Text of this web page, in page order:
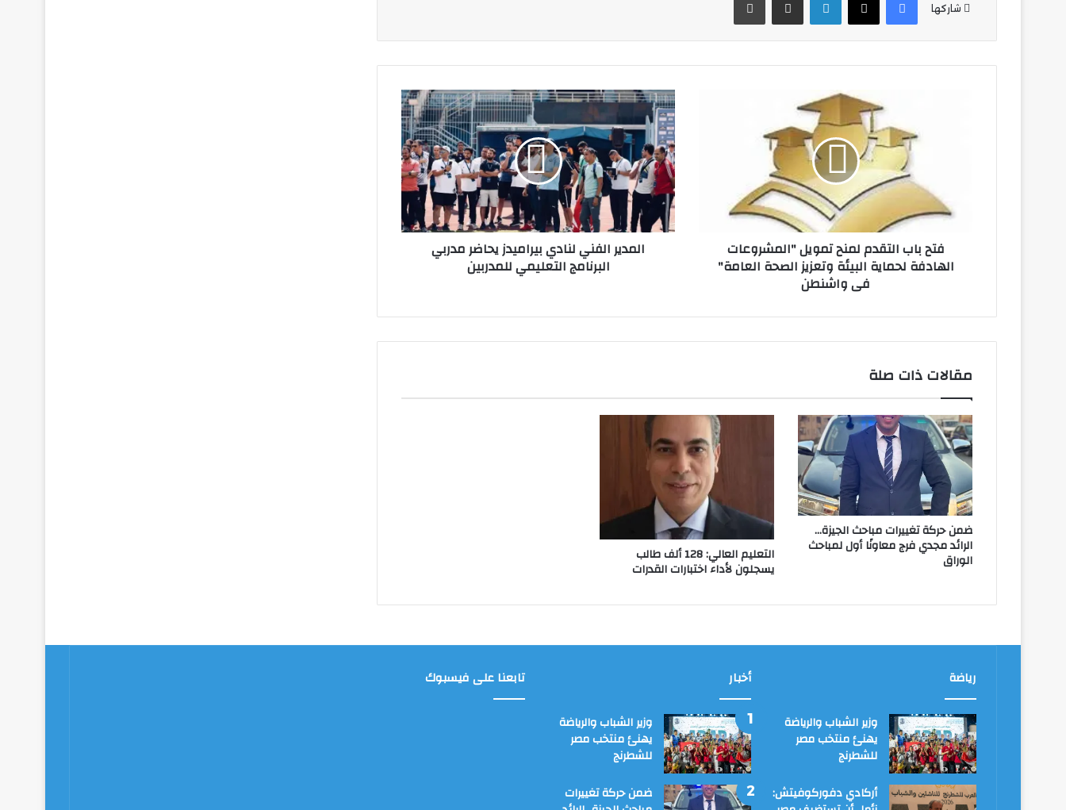
شاركها
"المشروعات
الهادفة
لحماية
وتعزيز
الصحة
واشنطن
فتح باب التقدم لمنح تمويل "المشروعات
الهادفة لحماية البيئة وتعزيز الصحة العامة"
فى واشنطن
المدير
الفني
لنادي
بيراميدز
يحاضر
مدربي
البرنامج
التعليمي
للمدربين
المدير الفني لنادي بيراميدز يحاضر مدربي
البرنامج التعليمي للمدربين
مقالات ذات صلة
ضمن حركة تغييرات مباحث الجيزة…
الرائد مجدي فرج معاونًا أول لمباحث
الوراق التعليم العالي: 128 ألف طالب
يسجلون لأداء اختبارات القدرات
رياضة
وزير الشباب والرياضة
يهنئ منتخب مصر
للشطرنج
أركادي دفوركوفيتش:
أخبار
وزير الشباب والرياضة
يهنئ منتخب مصر
للشطرنج
ضمن حركة تغييرات
تابعنا على فيسبوك